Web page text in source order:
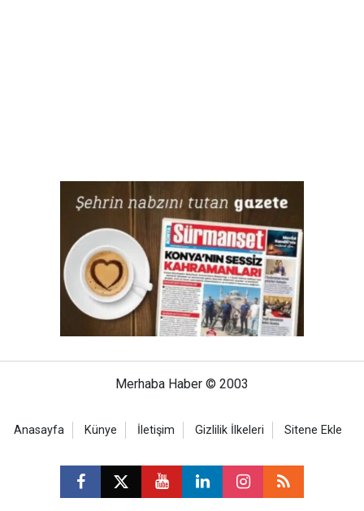
Merhaba Haber © 2003
Anasayfa Künye İletişim Gizlilik İlkeleri Sitene Ekle